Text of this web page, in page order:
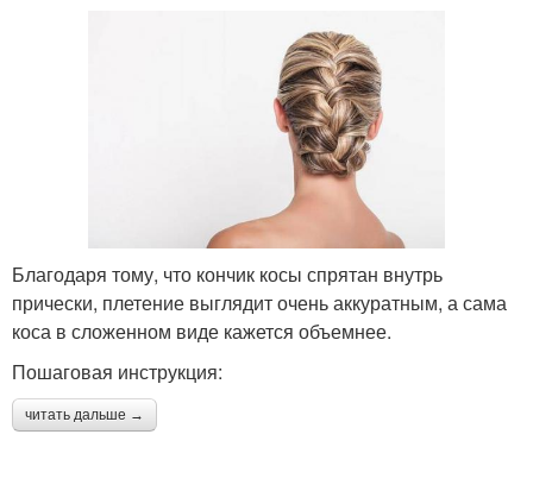
Благодаря тому, что кончик косы спрятан внутрь
прически, плетение выглядит очень аккуратным, а сама
коса в сложенном виде кажется объемнее.
Пошаговая инструкция:
читать дальше →